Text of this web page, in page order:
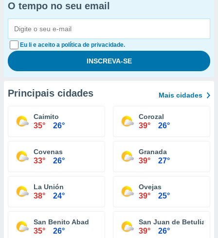
O tempo no seu email
Eu li e aceito a política de privacidade.
Principais cidades Mais cidades
Caimito
35° 26°
Corozal
39° 26°
Covenas
33° 26°
Granada
39° 27°
La Unión
38° 24°
Ovejas
39° 25°
San Benito Abad
35° 26°
San Juan de Betulia
39° 26°